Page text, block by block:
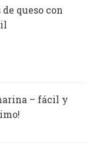
queso con
– fácil y